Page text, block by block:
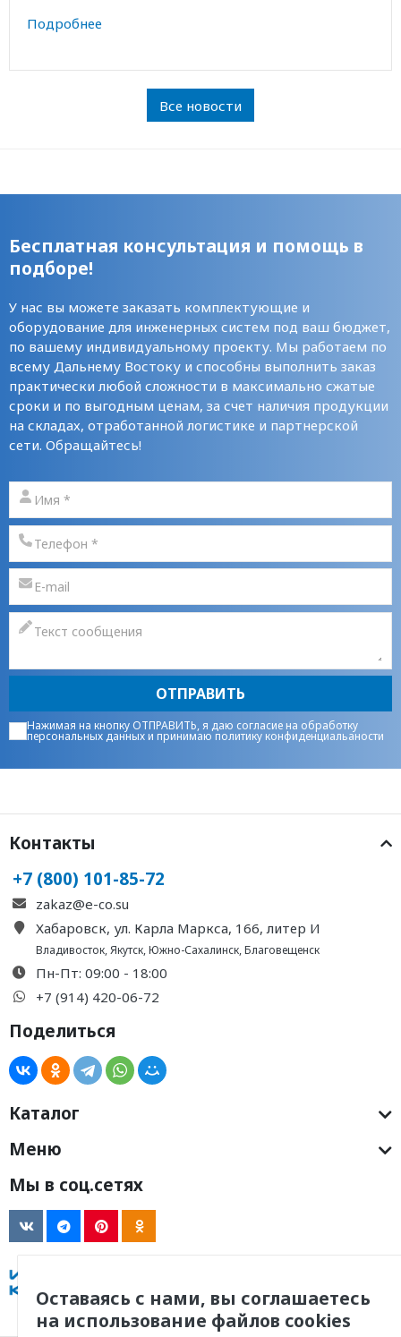
Подробнее
Все новости
Бесплатная консультация и помощь в
подборе!
У нас вы можете заказать комплектующие и
оборудование для инженерных систем под ваш бюджет,
по вашему индивидуальному проекту. Мы работаем по
всему Дальнему Востоку и способны выполнить заказ
практически любой сложности в максимально сжатые
сроки и по выгодным ценам, за счет наличия продукции
на складах, отработанной логистике и партнерской
сети. Обращайтесь!
ОТПРАВИТЬ
Нажимая на кнопку ОТПРАВИТЬ, я даю согласие на обработку
персональных данныхи принимаюполитику конфиденциальаности
Контакты
+7 (800) 101-85-72
zakaz@e-co.su
Хабаровск, ул. Карла Маркса, 166, литер И
Владивосток,Якутск,Южно-Сахалинск,Благовещенск
Пн-Пт: 09:00 - 18:00
+7 (914) 420-06-72
Поделиться
Каталог
Меню
Мы в соц.сетях
Оставаясь с нами, вы соглашаетесь
на использование файлов cookies